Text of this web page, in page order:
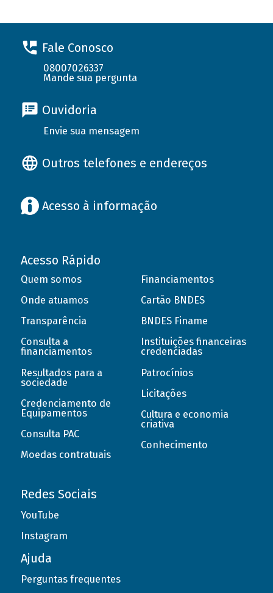
Fale Conosco
08007026337
Mande sua pergunta
Ouvidoria
Envie sua mensagem
Outros telefones e endereços
Acesso à informação
Acesso Rápido
Quem somos
Onde atuamos
Transparência
Consulta a
financiamentos
Resultados para a
sociedade
Credenciamento de
Equipamentos
Consulta PAC
Moedas contratuais
Financiamentos
Cartão BNDES
BNDES Finame
Instituições financeiras
credenciadas
Patrocínios
Licitações
Cultura e economia
criativa
Conhecimento
Redes Sociais
YouTube
Instagram
Ajuda
Perguntas frequentes